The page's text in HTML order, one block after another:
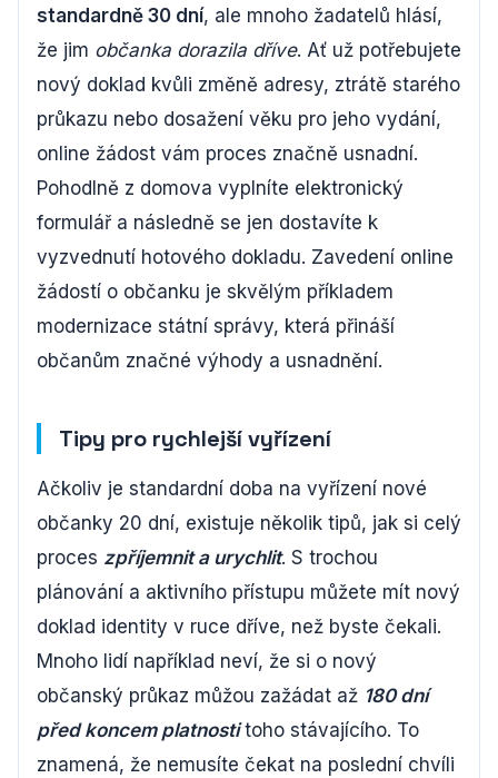
standardně 30 dní, ale mnoho žadatelů hlásí,
že jim občanka dorazila dříve. Ať už potřebujete
nový doklad kvůli změně adresy, ztrátě starého
průkazu nebo dosažení věku pro jeho vydání,
online žádost vám proces značně usnadní.
Pohodlně z domova vyplníte elektronický
formulář a následně se jen dostavíte k
vyzvednutí hotového dokladu. Zavedení online
žádostí o občanku je skvělým příkladem
modernizace státní správy, která přináší
občanům značné výhody a usnadnění.
Tipy pro rychlejší vyřízení
Ačkoliv je standardní doba na vyřízení nové
občanky 20 dní, existuje několik tipů, jak si celý
proces zpříjemnit a urychlit. S trochou
plánování a aktivního přístupu můžete mít nový
doklad identity v ruce dříve, než byste čekali.
Mnoho lidí například neví, že si o nový
občanský průkaz můžou zažádat až 180 dní
před koncem platnostitoho stávajícího. To
znamená, že nemusíte čekat na poslední chvíli